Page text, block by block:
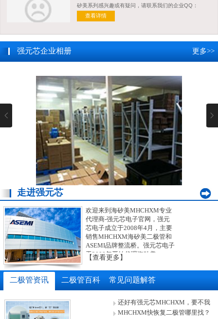
矽美系列感兴趣或有疑问，请联系我们的企业QQ：
800023533
查看详情
更多>>
强元芯企业相册
走进强元芯
欢迎来到海矽美MHCHXM专业
代理商-强元芯电子官网，强元
芯电子成立于2008年4月，主要
销售MHCHXM海矽美二极管和
ASEMI品牌整流桥。强元芯电子
于2008年开始代理海矽美
目前强元芯代理的MHCHXM海
矽美品牌肖特基二极管型号齐
全：电流从10A-60A,电压从45V-
200V；封装涵盖TO-277、TO-
251/252、TO-263、TO-220、
TO-247等，欢迎更多要求高质
【查看更多】
二极管资讯 二极管百科 常见问题解答
还好有强元芯MHCHXM，要不我
就抑郁了
MHCHXM快恢复二极管哪里找？